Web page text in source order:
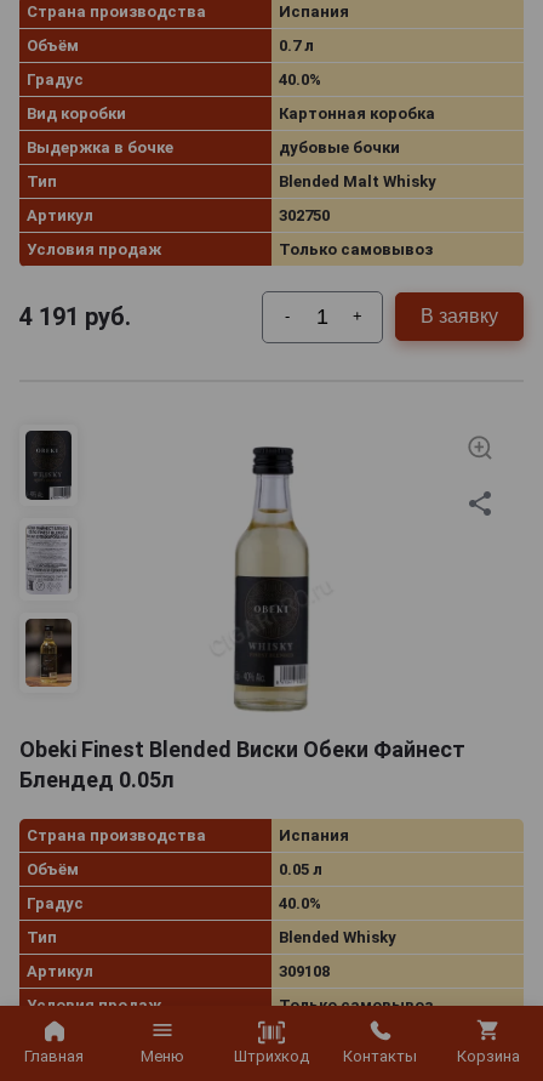
Главная Меню Штрихкод Контакты Корзина
Страна производства
Испания
Объём
0.7 л
Градус
40.0%
Вид коробки
Картонная коробка
Выдержка в бочке
дубовые бочки
Тип
Blended Malt Whisky
Артикул
302750
Условия продаж
Только самовывоз
4 191 руб. - + В заявку
Obeki Finest Blended Виски Обеки Файнест
Блендед 0.05л
Страна производства
Испания
Объём
0.05 л
Градус
40.0%
Тип
Blended Whisky
Артикул
309108
Условия продаж
Только самовывоз
В заявку